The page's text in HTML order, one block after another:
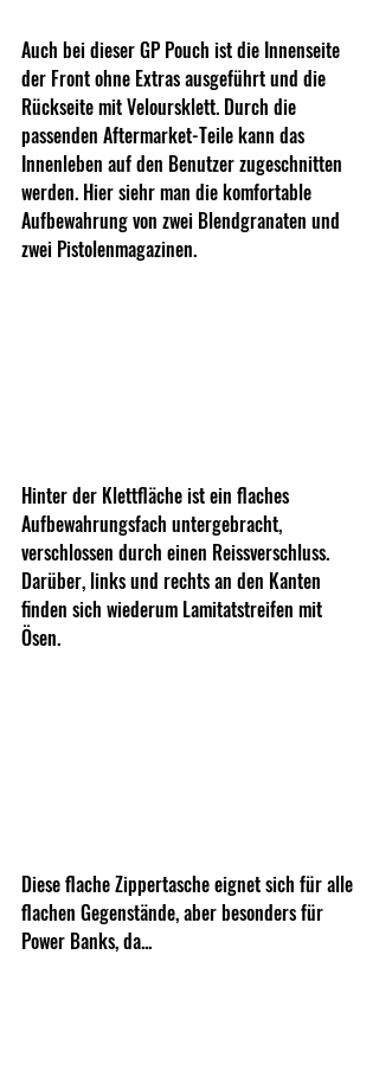
Auch bei dieser GP Pouch ist die Innenseite
der Front ohne Extras ausgeführt und die
Rückseite mit Veloursklett. Durch die
passenden Aftermarket-Teile kann das
Innenleben auf den Benutzer zugeschnitten
werden. Hier siehr man die komfortable
Aufbewahrung von zwei Blendgranaten und
zwei Pistolenmagazinen.
Hinter der Klettfläche ist ein flaches
Aufbewahrungsfach untergebracht,
verschlossen durch einen Reissverschluss.
Darüber, links und rechts an den Kanten
finden sich wiederum Lamitatstreifen mit
Ösen.
Diese flache Zippertasche eignet sich für alle
flachen Gegenstände, aber besonders für
Power Banks, da...